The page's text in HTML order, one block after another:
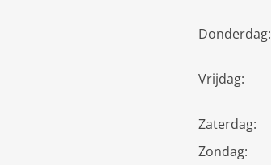
Donderdag:
Vrijdag:
Zaterdag:
Zondag: